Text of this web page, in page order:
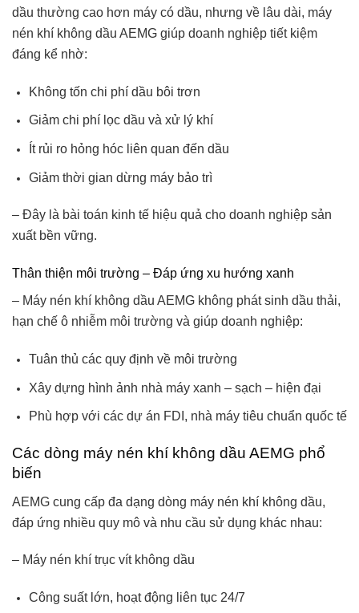
dầu thường cao hơn máy có dầu, nhưng về lâu dài, máy
nén khí không dầu AEMG giúp doanh nghiệp tiết kiệm
đáng kể nhờ:
Không tốn chi phí dầu bôi trơn
Giảm chi phí lọc dầu và xử lý khí
Ít rủi ro hỏng hóc liên quan đến dầu
Giảm thời gian dừng máy bảo trì
– Đây là bài toán kinh tế hiệu quả cho doanh nghiệp sản
xuất bền vững.
Thân thiện môi trường – Đáp ứng xu hướng xanh
– Máy nén khí không dầu AEMG không phát sinh dầu thải,
hạn chế ô nhiễm môi trường và giúp doanh nghiệp:
Tuân thủ các quy định về môi trường
Xây dựng hình ảnh nhà máy xanh – sạch – hiện đại
Phù hợp với các dự án FDI, nhà máy tiêu chuẩn quốc tế
Các dòng máy nén khí không dầu AEMG phổ
biến
AEMG cung cấp đa dạng dòng máy nén khí không dầu,
đáp ứng nhiều quy mô và nhu cầu sử dụng khác nhau:
– Máy nén khí trục vít không dầu
Công suất lớn, hoạt động liên tục 24/7